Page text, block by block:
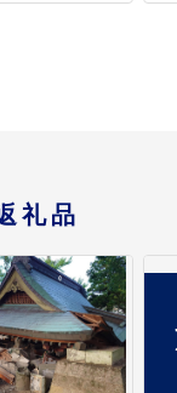
中 高評価 芦
礼品